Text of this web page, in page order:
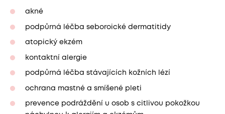
akné
podpůrná léčba seboroické dermatitidy
atopický ekzém
kontaktní alergie
podpůrná léčba stávajících kožních lézí
ochrana mastné a smíšené pleti
prevence podráždění u osob s citlivou pokožkou